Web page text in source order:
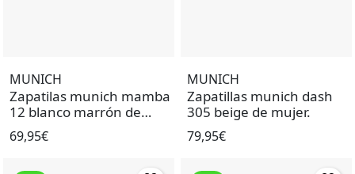
MUNICH
Zapatilas munich mamba
12 blanco marrón de
mujer.
69,95€
MUNICH
Zapatillas munich dash
305 beige de mujer.
79,95€